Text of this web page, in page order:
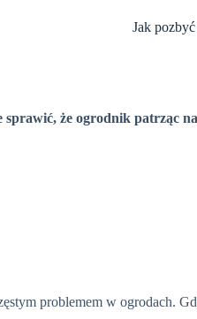
Jak
sprawić, że ogrodnik patrząc
problemem w ogrodach.